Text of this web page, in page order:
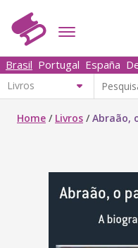
Brasil Portugal España
Home / Livros /Abraão,